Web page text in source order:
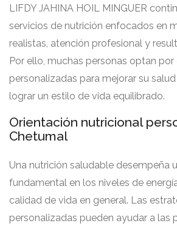
LIFDY JAHINA HOIL MINGUER
servicios de nutrición enfocados en
realistas, atención profesional y
Por ello, muchas personas optan
personalizadas para mejorar su
lograr un estilo de vida equilibrado.
Orientación nutricional
Chetumal
Una nutrición saludable desempeña
fundamental en los niveles de
calidad de vida en general. Las
personalizadas pueden ayudar a las